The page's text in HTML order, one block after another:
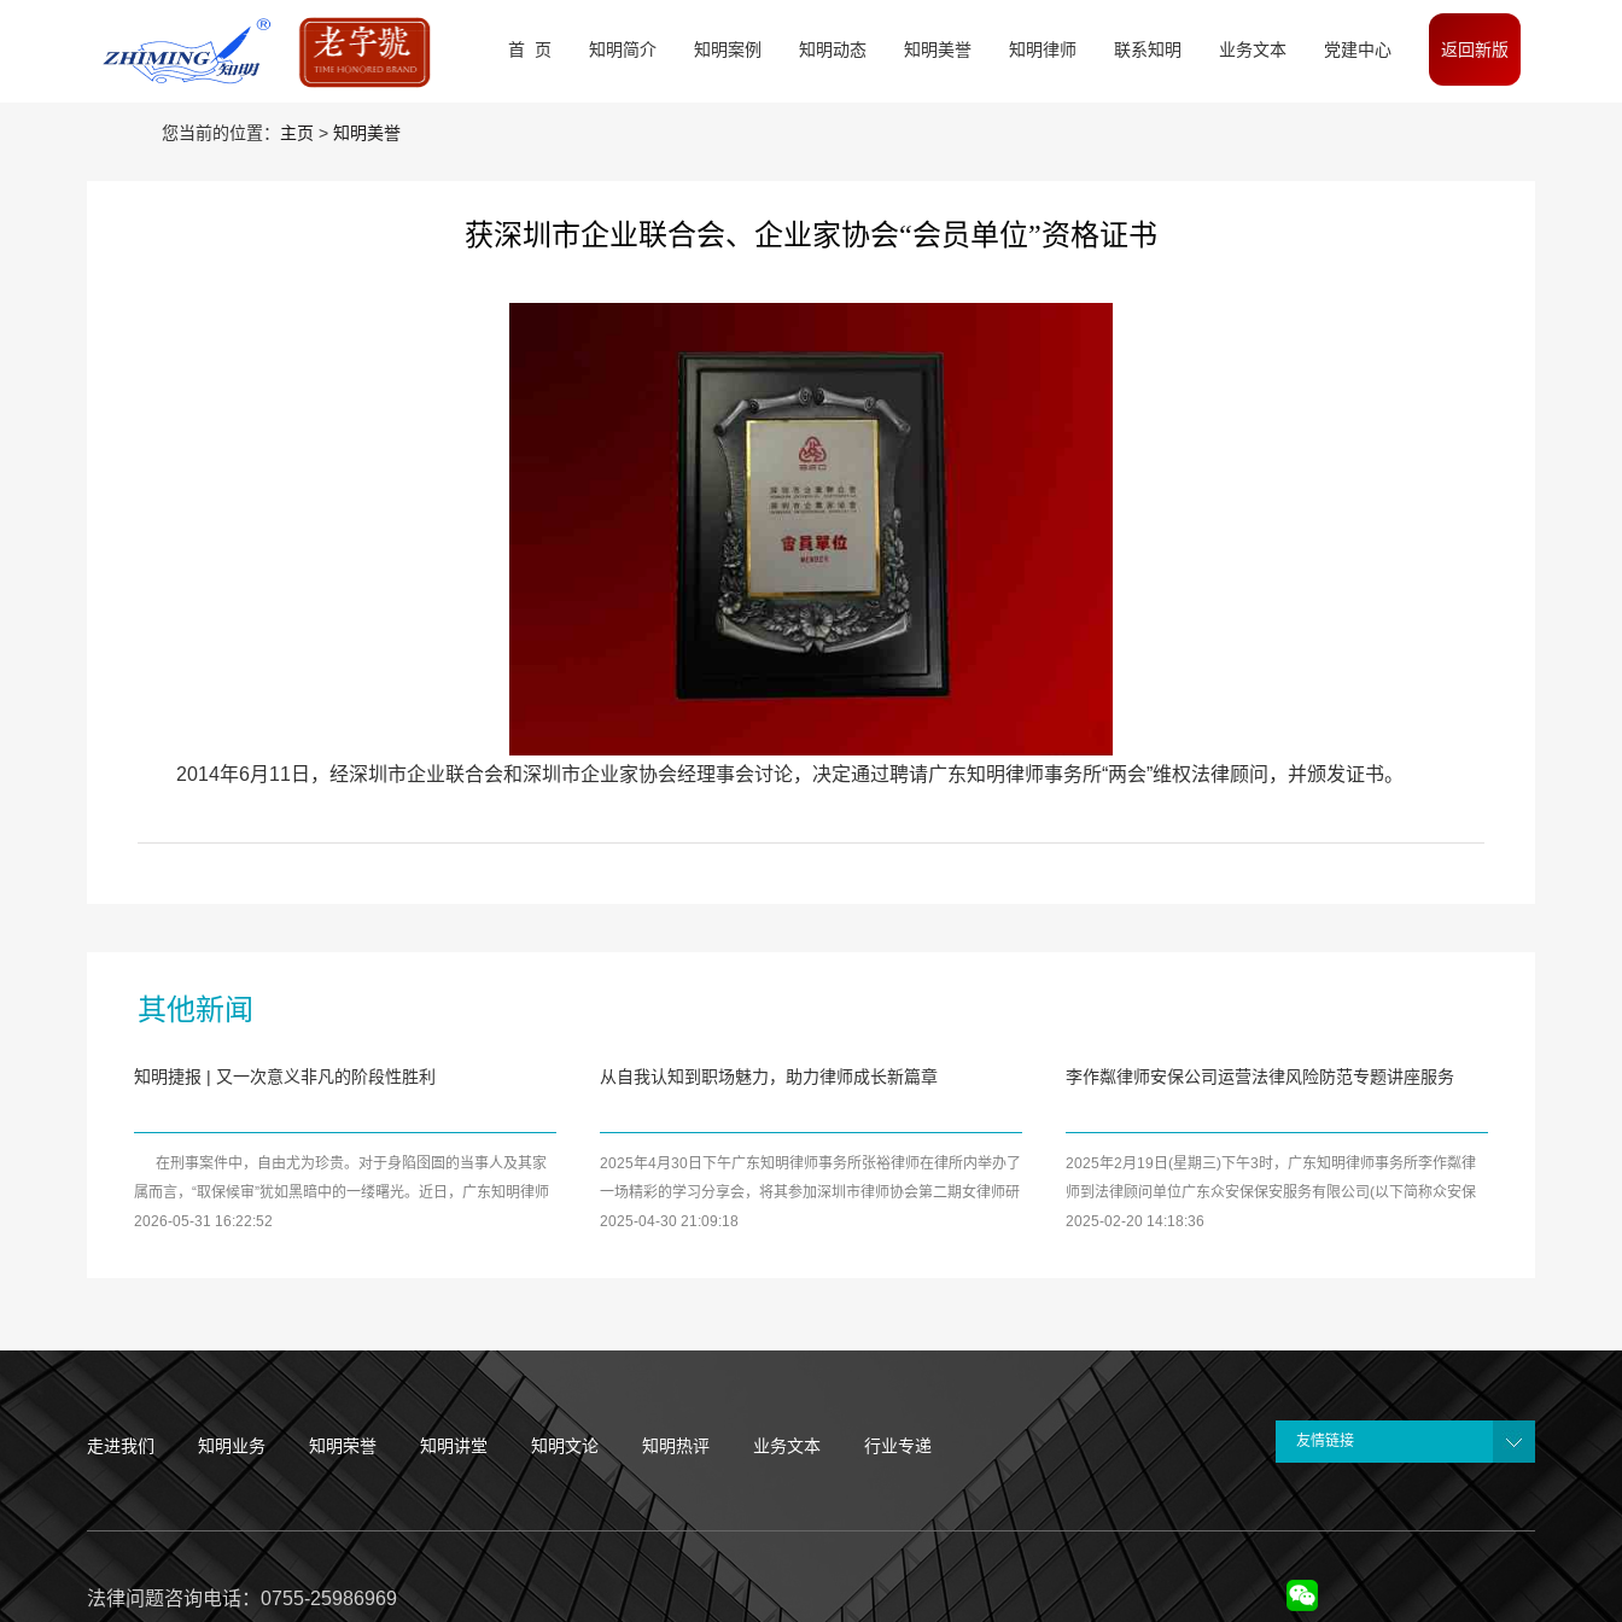
首 页 知明简介 知明案例 知明动态 知明美誉 知明律师 联系知明 业务文本 党建中心 返回新版
您当前的位置： 主页 >知明美誉
获深圳市企业联合会、企业家协会“会员单位”资格证书
2014年6月11日，经深圳市企业联合会和深圳市企业家协会经理事会讨论，决定通过聘请广东知明律师事务所“两会”维权法律顾问，并颁发证书。
其他新闻
知明捷报 | 又一次意义非凡的阶段性胜利
在刑事案件中，自由尤为珍贵。对于身陷囹圄的当事人及其家
属而言，“取保候审”犹如黑暗中的一缕曙光。近日，广东知明律师
事务所又传来喜...
2026-05-31 16:22:52
从自我认知到职场魅力，助力律师成长新篇章
2025年4月30日下午广东知明律师事务所张裕律师在律所内举办了
一场精彩的学习分享会，将其参加深圳市律师协会第二期女律师研
修班及中小律所管理合伙人...
2025-04-30 21:09:18
李作粼律师安保公司运营法律风险防范专题讲座服务
2025年2月19日(星期三)下午3时，广东知明律师事务所李作粼律
师到法律顾问单位广东众安保保安服务有限公司(以下简称众安保
公司)开展安保企业及中高层管...
2025-02-20 14:18:36
走进我们 知明业务 知明荣誉 知明讲堂 知明文论 知明热评 业务文本 行业专递 友情链接
法律问题咨询电话：0755-25986969